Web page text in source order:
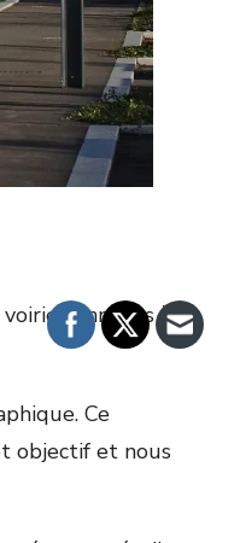
connexes à la
Ce
objectif et nous